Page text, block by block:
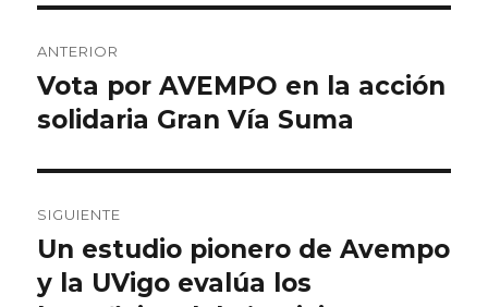
de
entradas
ANTERIOR
Entrada
anterior:
Vota por AVEMPO en la acción
solidaria Gran Vía Suma
SIGUIENTE
Entrada
siguiente:
Un estudio pionero de Avempo
y la UVigo evalúa los